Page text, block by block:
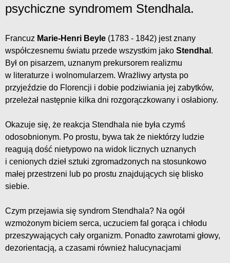
psychiczne syndromem Stendhala.
Francuz Marie-Henri Beyle (1783 - 1842) jest znany
współczesnemu światu przede wszystkim jako Stendhal .
Był on pisarzem, uznanym prekursorem realizmu
w literaturze i wolnomularzem. Wrażliwy artysta po
przyjeździe do Florencji i dobie podziwiania jej zabytków,
przeleżał następnie kilka dni rozgorączkowany i osłabiony.
Okazuje się, że reakcja Stendhala nie była czymś
odosobnionym. Po prostu, bywa tak że niektórzy ludzie
reagują dość nietypowo na widok licznych uznanych
i cenionych dzieł sztuki zgromadzonych na stosunkowo
małej przestrzeni lub po prostu znajdujących się blisko
siebie.
Czym przejawia się syndrom Stendhala? Na ogół
wzmożonym biciem serca, uczuciem fal gorąca i chłodu
przeszywających cały organizm. Ponadto zawrotami głowy,
dezorientacją, a czasami również halucynacjami